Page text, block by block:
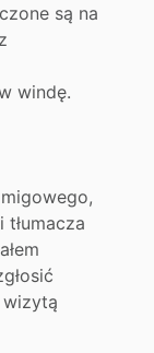
są na
windę.
wizytą